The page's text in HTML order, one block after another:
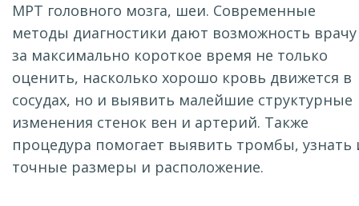
МРТ головного мозга, шеи. Современные
методы диагностики дают возможность врачу
за максимально короткое время не только
оценить, насколько хорошо кровь движется в
сосудах, но и выявить малейшие структурные
изменения стенок вен и артерий. Также
процедура помогает выявить тромбы, узнать
точные размеры и расположение.